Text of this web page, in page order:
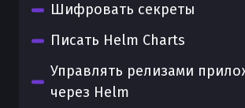
Шифровать секреты
Писать Helm Charts
Управлять релизами
через Helm